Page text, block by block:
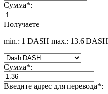
Сумма*:
Получаете
min.: 1 DASH max.: 13.6 DASH
Сумма*:
Введите адрес для перевода*: